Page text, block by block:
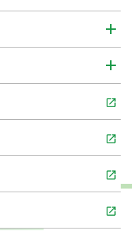
open_in_new
open_in_new
open_in_new
open_in_new